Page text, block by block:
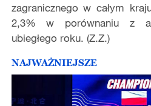
zagranicznego w całym
2,3% w porównaniu z
ubiegłego roku. (Z.Z.)
NAJWAŻNIEJSZE